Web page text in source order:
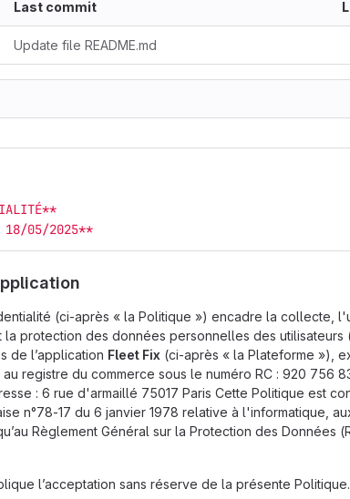
Last commit
Update file README.md
18/05/2025**
(ci-après « la Politique ») encadre la collecte,
la protection des données personnelles des utilisateurs
de l’application Fleet Fix (ci-après « la Plateforme »),
registre du commerce sous le numéro RC : 920 756
: 6 rue d'armaillé 75017 Paris Cette Politique est
n°78-17 du 6 janvier 1978 relative à l'informatique,
Règlement Général sur la Protection des Données
l’acceptation sans réserve de la présente Politique.